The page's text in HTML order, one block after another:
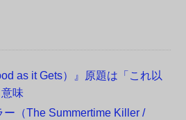
as it Gets）』原題は「これ以
味
ー（The Summertime Killer /